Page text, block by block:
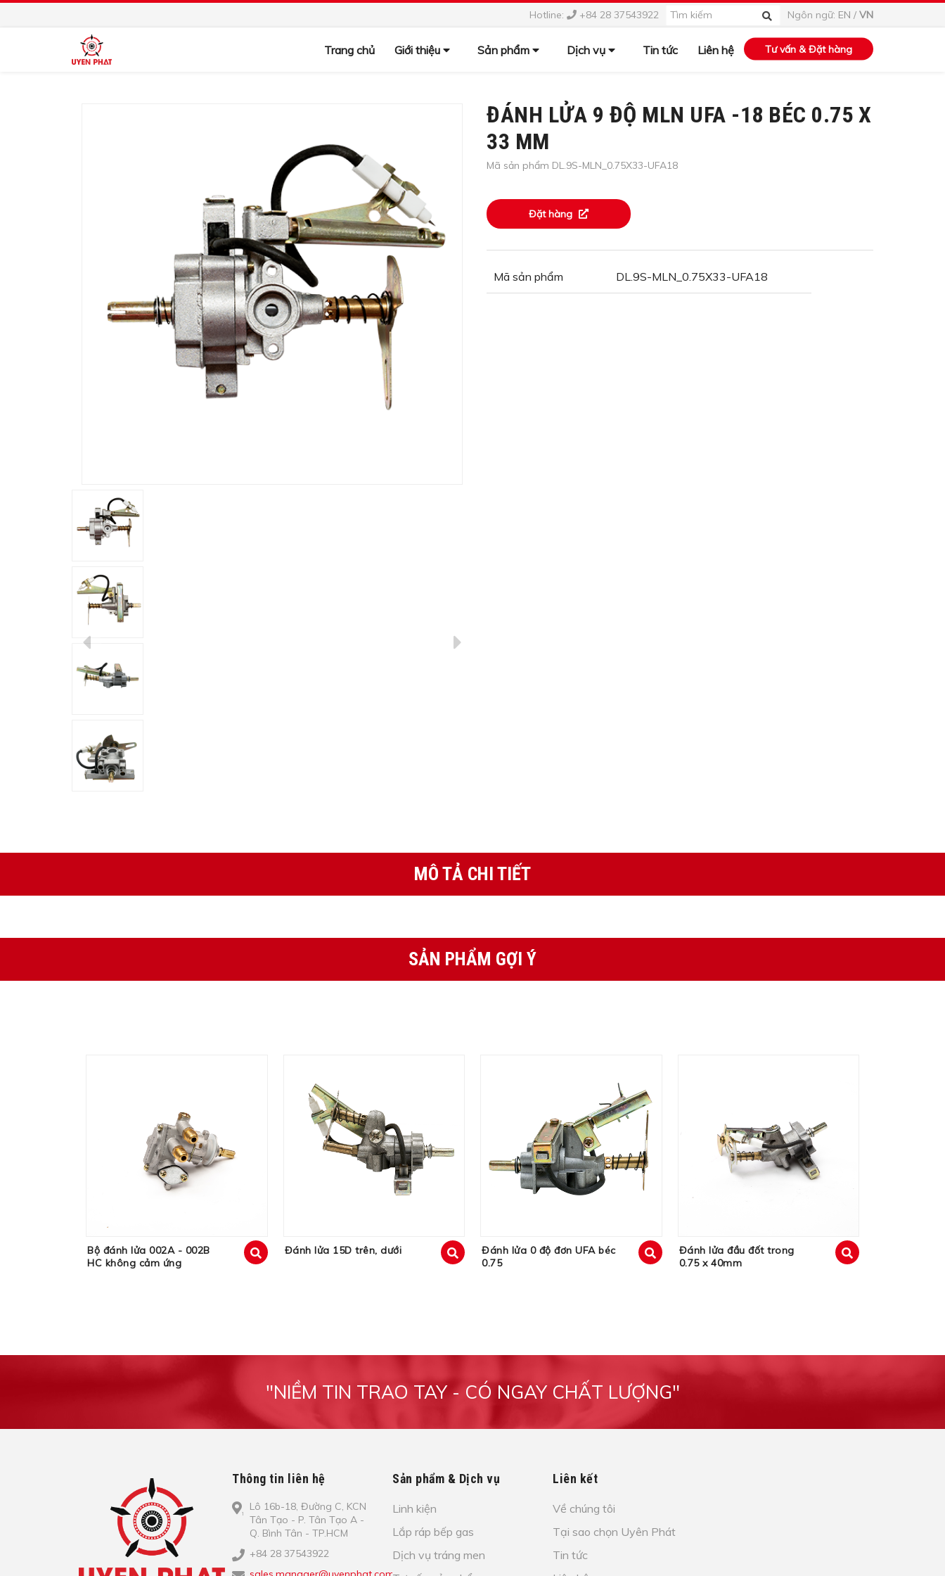
Hotline: +84 28 37543922 Ngôn ngữ: EN / VN
Trang chủ Giới thiệu Sản phẩm Dịch vụ Tin tức Liên hệ Tư vấn & Đặt hàng
ĐÁNH LỬA 9 ĐỘ MLN UFA -18 BÉC 0.75 X
33 MM
Mã sản phẩm DL.9S-MLN_0.75X33-UFA18
Đặt hàng
Mã sản phẩm DL.9S-MLN_0.75X33-UFA18
MÔ TẢ CHI TIẾT
SẢN PHẨM GỢI Ý
Bộ đánh lửa 002A - 002B
HC không cảm ứng
Đánh lửa 15D trên, dưới
Đánh lửa 0 độ đơn UFA béc
0.75
Đánh lửa đầu đốt trong
0.75 x 40mm
"NIỀM TIN TRAO TAY - CÓ NGAY CHẤT LƯỢNG"
Thông tin liên hệ
Lô​ 16b-18, Đ​ư​ờ​ng C, KCN
Tâ​n Tạo​ - P. Tâ​n Tạo​ A -
Q. Bình​ Tâ​n - TP.HCM
+84 28 37543922
Sản phẩm & Dịch vụ
Linh kiện
Lắp ráp bếp gas
Dịch vụ tráng men
Liên kết
Về chúng tôi
Tại sao chọn Uyên Phát
Tin tức